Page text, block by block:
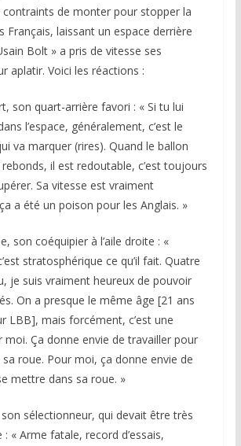
contraints de monter pour stopper la
Français, laissant un espace derrière
Bolt » a pris de vitesse ses
aplatir. Voici les réactions :
son quart-arrière favori : « Si tu lui
l’espace, généralement, c’est le
va marquer (rires). Quand le ballon
il est redoutable, c’est toujours
Sa vitesse est vraiment
a été un poison pour les Anglais. »
son coéquipier à l’aile droite : «
stratosphérique ce qu’il fait. Quatre
je suis vraiment heureux de pouvoir
On a presque le même âge [21 ans
LBB], mais forcément, c’est une
moi. Ça donne envie de travailler pour
roue. Pour moi, ça donne envie de
mettre dans sa roue. »
sélectionneur, qui devait être très
: « Arme fatale, record d’essais,